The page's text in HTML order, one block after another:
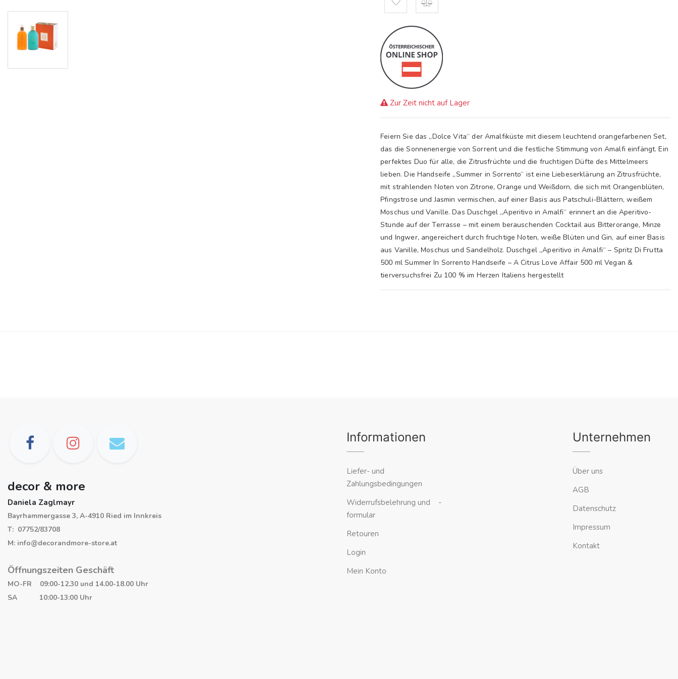
Zur Zeit nicht auf Lager
Feiern Sie das „Dolce Vita“ der Amalfiküste mit diesem leuchtend orangefarbenen Set,
das die Sonnenenergie von Sorrent und die festliche Stimmung von Amalfi einfängt. Ein
perfektes Duo für alle, die Zitrusfrüchte und die fruchtigen Düfte des Mittelmeers
lieben. Die Handseife „Summer in Sorrento“ ist eine Liebeserklärung an Zitrusfrüchte,
mit strahlenden Noten von Zitrone, Orange und Weißdorn, die sich mit Orangenblüten,
Pfingstrose und Jasmin vermischen, auf einer Basis aus Patschuli-Blättern, weißem
Moschus und Vanille. Das Duschgel „Aperitivo in Amalfi“ erinnert an die Aperitivo-
Stunde auf der Terrasse – mit einem berauschenden Cocktail aus Bitterorange, Minze
und Ingwer, angereichert durch fruchtige Noten, weiße Blüten und Gin, auf einer Basis
aus Vanille, Moschus und Sandelholz. Duschgel „Aperitivo in Amalfi“ – Spritz Di Frutta
500 ml Summer In Sorrento Handseife – A Citrus Love Affair 500 ml Vegan &
tierversuchsfrei Zu 100 % im Herzen Italiens hergestellt
decor & more
Daniela Zaglmayr
Bayrhammergasse 3, A-4910 Ried im Innkreis
T: 07752/83708
M: info@decorandmore-store.at
Öffnungszeiten Geschäft
MO-FR 09:00-12.30 und 14.00-18.00 Uhr
SA 10:00-13:00 Uhr
Informationen
Liefer- und
Zahlungsbedingungen
Widerrufsbelehrung und -
formular
Retouren
Login
Mein Konto
Unternehmen
Über uns
AGB
Datenschutz
Impressum
Kontakt